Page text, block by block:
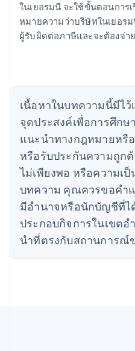
ในเยอรมนี จะใช้ขั้นตอนการ
หมายความว่าบริษัทในเยอร
ผู้รับผิดต่อภาษีและจะต้องจ่า
เนื้อหาในบทความนี้มีไ
จุดประสงค์เพื่อการศึกษ
แนะนําทางกฎหมายหรื
หรือรับประกันความถูก
ไม่เพียงพอ หรือความเ
บทความ คุณควรขอคํา
มีอํานาจหรือนักบัญชีที่ไ
ประกอบกิจการในเขต
นําที่ตรงกับสถานการณ์
กรีซ
English
EnglishFrançais
โครเอเชีย
EnglishItaliano
จีนแผ่นดินใหญ่
简体中文
ไซปรัส
English
ญี่ปุ่น
เดนมาร์ก
English
ไทย
ไทยEnglish
นอร์เวย์